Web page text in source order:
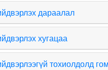
дараалал
хугацаа
тохиолдолд